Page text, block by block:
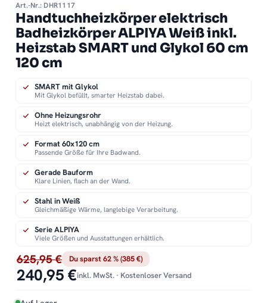
Art.-Nr.: DHR1117
Handtuchheizkörper elektrisch
Badheizkörper ALPIYA Weiß inkl.
Heizstab SMART und Glykol 60 cm
120 cm
625,95 € Du sparst 62 % (385 €)
240,95 €inkl. MwSt. · Kostenloser Versand
SMART mit Glykol
Mit Glykol befüllt, smarter Heizstab dabei.
Ohne Heizungsrohr
Heizt elektrisch, unabhängig von der Heizung.
Format 60x120 cm
Passende Größe für Ihre Badwand.
Gerade Bauform
Klare Linien, flach an der Wand.
Stahl in Weiß
Gleichmäßige Wärme, langlebige Verarbeitung.
Serie ALPIYA
Viele Größen und Ausstattungen erhältlich.